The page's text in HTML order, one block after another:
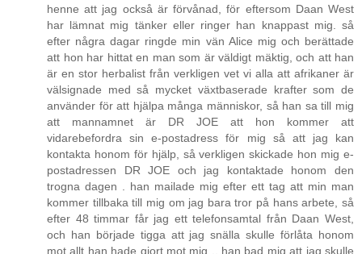
henne att jag också är förvånad, för eftersom Daan West
har lämnat mig tänker eller ringer han knappast mig. så
efter några dagar ringde min vän Alice mig och berättade
att hon har hittat en man som är väldigt mäktig, och att han
är en stor herbalist från verkligen vet vi alla att afrikaner är
välsignade med så mycket växtbaserade krafter som de
använder för att hjälpa många människor, så han sa till mig
att mannamnet är DR JOE att hon kommer att
vidarebefordra sin e-postadress för mig så att jag kan
kontakta honom för hjälp, så verkligen skickade hon mig e-
postadressen DR JOE och jag kontaktade honom den
trogna dagen . han mailade mig efter ett tag att min man
kommer tillbaka till mig om jag bara tror på hans arbete, så
efter 48 timmar får jag ett telefonsamtal från Daan West,
och han började tigga att jag snälla skulle förlåta honom
mot allt han hade gjort mot mig .. han bad mig att jag skulle